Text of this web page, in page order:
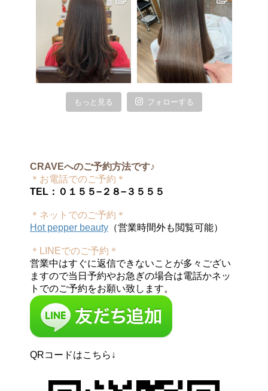
もっと見る フォローする
CRAVEへのご予約方法です♪
＊お電話でのご予約＊
TEL：０１５５−２８−３５５５
＊ネットでのご予約＊
Hot pepper beauty （営業時間外も閲覧可能）
＊LINEでのご予約＊
営業中はすぐに返信できないことが多々ござい
ますので当日予約やお急ぎの場合は電話かネッ
トでのご予約をお願い致します。
QRコードはこちら↓